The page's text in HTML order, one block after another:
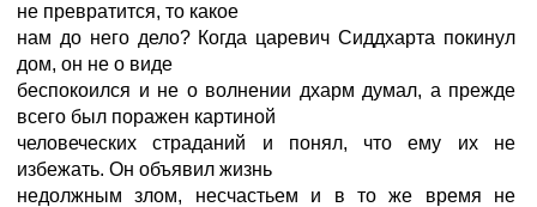
не превратится, то какое
нам до него дело? Когда царевич Сиддхарта покинул
дом, он не о виде
беспокоился и не о волнении дхарм думал, а прежде
всего был поражен картиной
человеческих страданий и понял, что ему их не
избежать. Он объявил жизнь
недолжным злом, несчастьем и в то же время не